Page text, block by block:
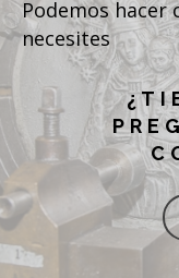
Podemos hacer
necesites